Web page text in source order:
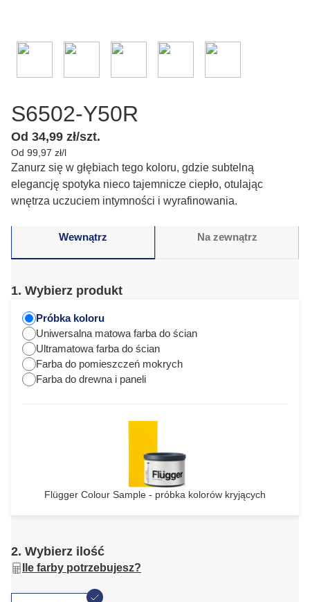
S6502-Y50R
Od 34,99 zł/szt.
Od 99,97 zł/l
Zanurz się w głębiach tego koloru, gdzie subtelną
elegancję spotyka nieco tajemnicze ciepło, otulając
wnętrza uczuciem intymności i wyrafinowania.
Wewnątrz Na zewnątrz
1. Wybierz produkt
Próbka koloru
Uniwersalna matowa farba do ścian
Ultramatowa farba do ścian
Farba do pomieszczeń mokrych
Farba do drewna i paneli
Flügger Colour Sample - próbka kolorów kryjących
2. Wybierz ilość
Ile farby potrzebujesz?